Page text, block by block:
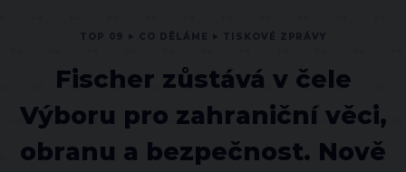
Fischer zůstává v čele
Výboru pro zahraniční věci,
obranu a bezpečnost. Nově